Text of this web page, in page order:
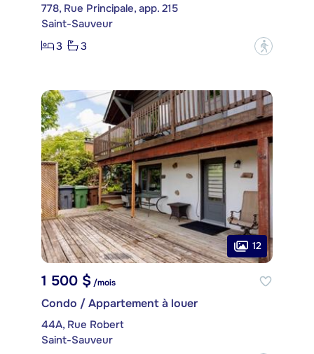
778, Rue Principale, app. 215
Saint-Sauveur
3
3 ?
12
1 500 $/mois
Condo / Appartement à louer
44A, Rue Robert
Saint-Sauveur